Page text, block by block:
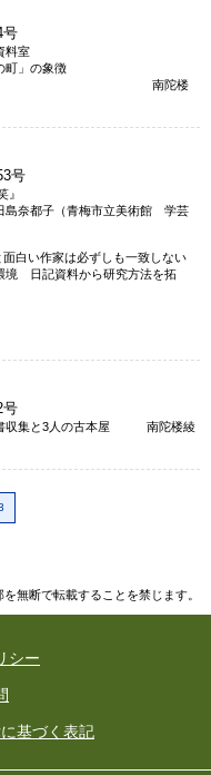
号
料室
町」の象徴
楼
号
』
梅市立美術館 学芸
白い作家は必ずしも一致しない
境 日記資料から研究方法を拓
号
収集と3人の古本屋 南陀楼綾
無断で転載することを禁じます。
シー
基づく表記